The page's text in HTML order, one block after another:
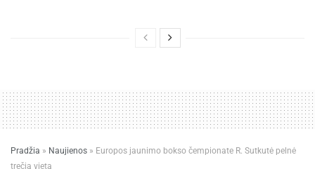
Pradžia » Naujienos » Europos jaunimo bokso čempionate R. Sutkutė pelnė
trečią vietą